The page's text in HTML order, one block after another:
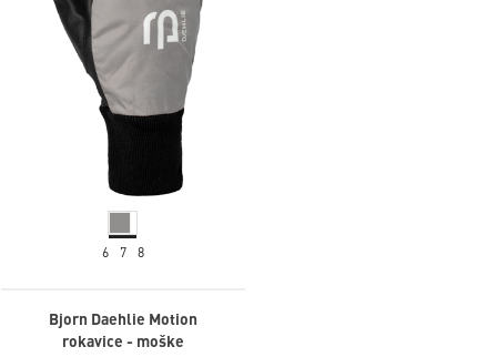
6 7 8
Bjorn Daehlie Motion
rokavice - moške